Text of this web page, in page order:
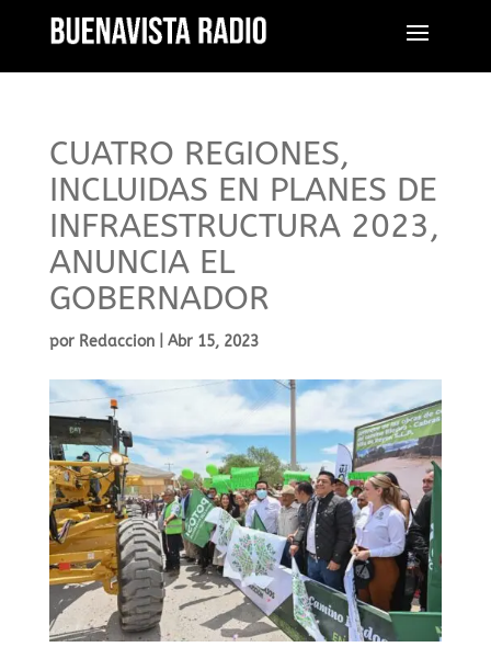
CUATRO REGIONES,
INCLUIDAS EN PLANES DE
INFRAESTRUCTURA 2023,
ANUNCIA EL
GOBERNADOR
por Redaccion| Abr 15, 2023